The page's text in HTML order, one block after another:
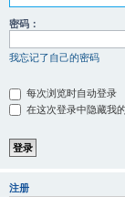
密码：
我忘记了自己的密码
每次浏览时自动登录
在这次登录中隐藏我
注册